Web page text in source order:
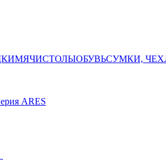
МЯЧИСТОЛЫОБУВЬСУМКИ,
ARES